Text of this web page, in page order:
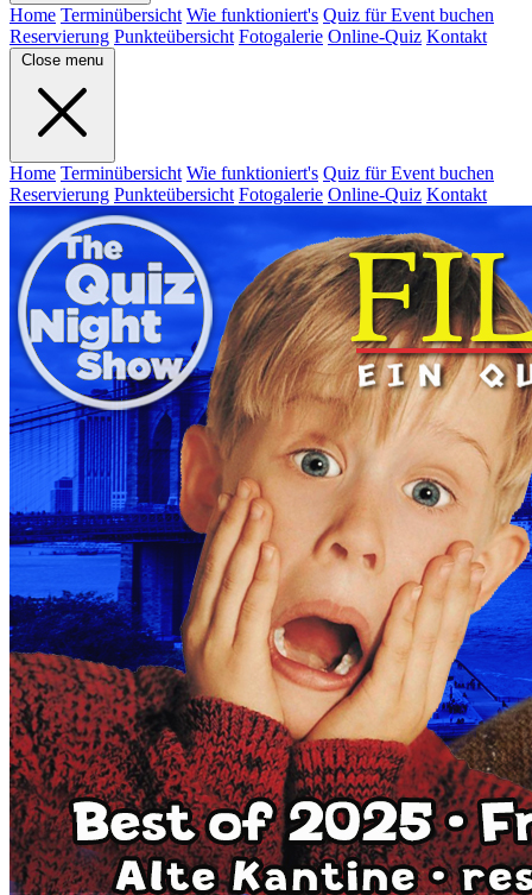
Home Terminübersicht Wie funktioniert's Quiz für Event buchen
Reservierung Punkteübersicht Fotogalerie Online-Quiz Kontakt
Close menu
Home Terminübersicht Wie funktioniert's Quiz für Event buchen
Reservierung Punkteübersicht Fotogalerie Online-Quiz Kontakt